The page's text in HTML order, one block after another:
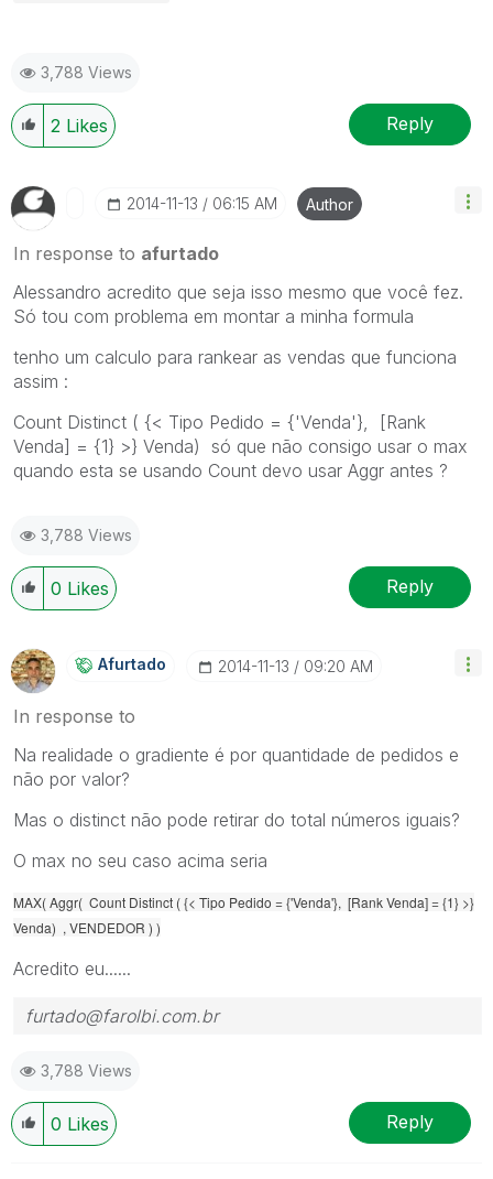
3,788 Views
2 Likes Reply
‎2014-11-13 06:15 AM Author
In response to afurtado
Alessandro acredito que seja isso mesmo que você fez.
Só tou com problema em montar a minha formula
tenho um calculo para rankear as vendas que funciona
assim :
Count Distinct ( {< Tipo Pedido = {'Venda'}, [Rank
Venda] = {1} >} Venda) só que não consigo usar o max
quando esta se usando Count devo usar Aggr antes ?
3,788 Views
0 Likes Reply
Afurtado ‎2014-11-13 09:20 AM
In response to
Na realidade o gradiente é por quantidade de pedidos e
não por valor?
Mas o distinct não pode retirar do total números iguais?
O max no seu caso acima seria
MAX( Aggr( Count Distinct ( {< Tipo Pedido = {'Venda'}, [Rank Venda] = {1} >}
Venda) , VENDEDOR ) )
Acredito eu......
furtado@farolbi.com.br
3,788 Views
0 Likes Reply